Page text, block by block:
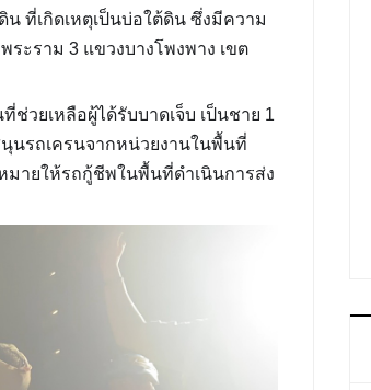
น ที่เกิดเหตุเป็นบ่อใต้ดิน ซึ่งมีความ
ระราม 3 แขวงบางโพงพาง เขต
ช่วยเหลือผู้ได้รับบาดเจ็บ เป็นชาย 1
นรถเครนจากหน่วยงานในพื้นที่
มายให้รถกู้ชีพในพื้นที่ดำเนินการส่ง